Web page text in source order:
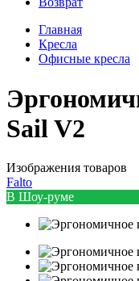
Главная
Кресла
Офисные кресла
Sail V2
Изображения товаров
Falto
В Шоу-руме